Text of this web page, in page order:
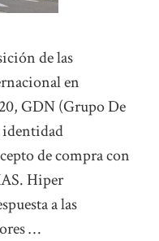
de las
en
GDN (Grupo De
identidad
de compra con
Hiper
a las
…